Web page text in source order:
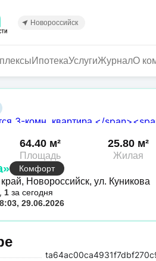
Новороссийск
ИпотекаУслугиЖурналО
64.40 м²
Площадь
25.80 м²
Жилая
Комфорт
Новороссийск, ул. Куникова
1 за сегодня
29.06.2026